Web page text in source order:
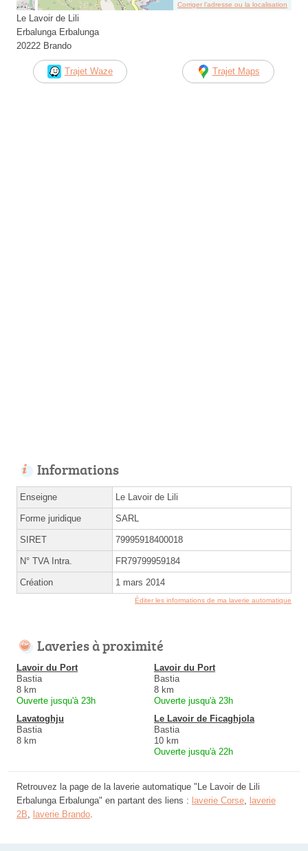
Corriger l’adresse ou la localisation
Le Lavoir de Lili
Erbalunga Erbalunga
20222 Brando
Trajet Waze Trajet Maps
Informations
Enseigne Le Lavoir de Lili
Forme juridique SARL
SIRET 79995918400018
N° TVA Intra. FR79799959184
Création 1 mars 2014
Éditer les informations de ma laverie automatique
Laveries à proximité
Lavoir du Port
Bastia
8 km
Ouverte jusqu'à 23h
Lavoir du Port
Bastia
8 km
Ouverte jusqu'à 23h
Lavatoghju
Bastia
8 km
Le Lavoir de Ficaghjola
Bastia
10 km
Ouverte jusqu'à 22h
Retrouvez la page de la laverie automatique "Le Lavoir de Lili
Erbalunga Erbalunga" en partant des liens : laverie Corse, laverie
2B, laverie Brando.